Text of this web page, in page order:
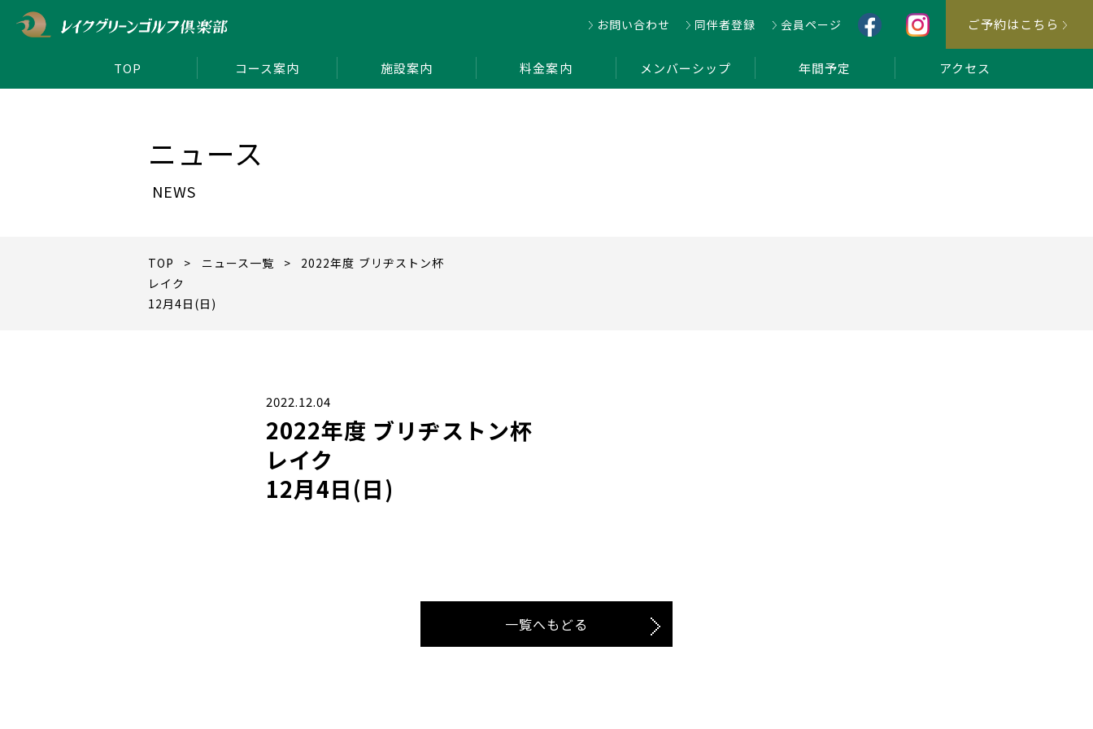
お問い合わせ 同伴者登録 会員ページ ご予約はこちら
TOP コース案内 施設案内 料金案内 メンバーシップ 年間予定 アクセス
ニュース
NEWS
TOP > ニュース一覧 > 2022年度 ブリヂストン杯
レイク
12月4日(日)
2022.12.04
2022年度 ブリヂストン杯
レイク
12月4日(日)
一覧へもどる